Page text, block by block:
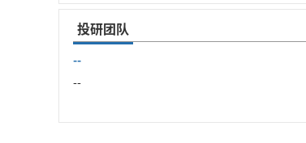
投研团队
--
--